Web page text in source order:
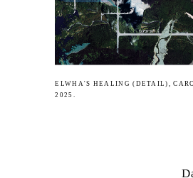
ELWHA'S HEALING (DETAIL),
2025.